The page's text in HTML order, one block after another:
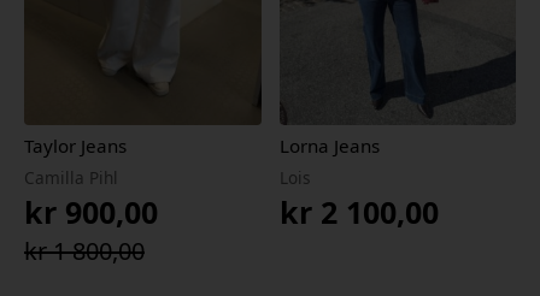
Taylor Jeans
Camilla Pihl
kr1 800,00
Opprinnelig
kr 900,00
Nåværende
Lorna Jeans
Lois
kr2 100,00